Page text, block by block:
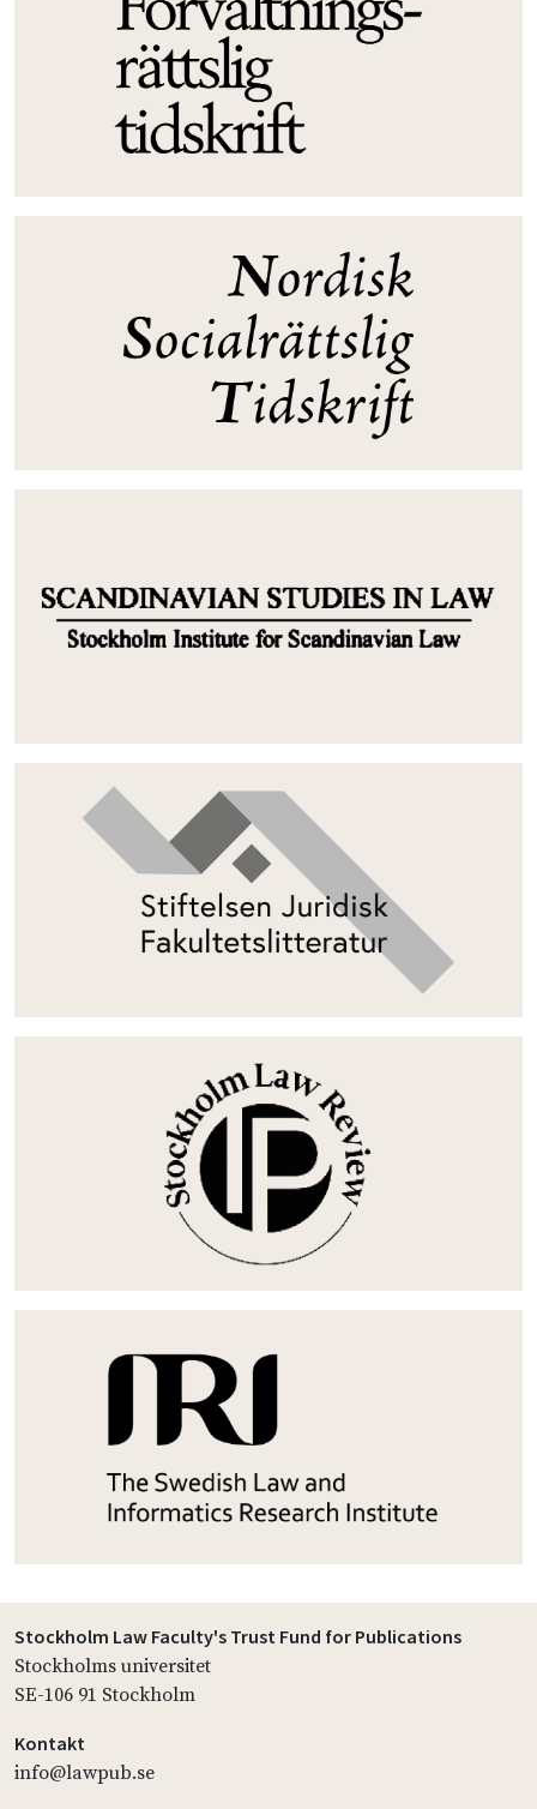
Stockholm Law Faculty's Trust Fund for Publications
Stockholms universitet
SE-106 91 Stockholm
Kontakt
info@lawpub.se